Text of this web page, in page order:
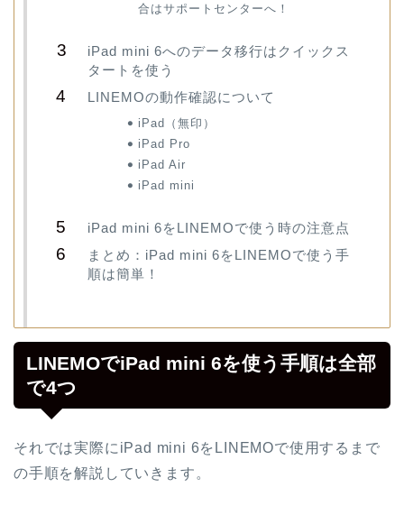
合はサポートセンターへ！
iPad mini 6へのデータ移行はクイックス
タートを使う
LINEMOの動作確認について
iPad（無印）
iPad Pro
iPad Air
iPad mini
iPad mini 6をLINEMOで使う時の注意点
まとめ：iPad mini 6をLINEMOで使う手
順は簡単！
LINEMOでiPad mini 6を使う手順は全部
で4つ
それでは実際にiPad mini 6をLINEMOで使用するまで
の手順を解説していきます。